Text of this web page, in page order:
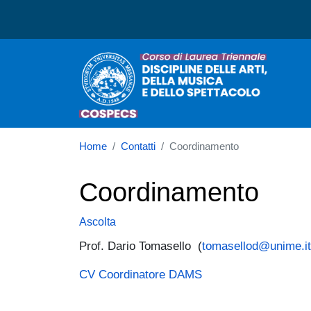
Corso di laurea in
Home Contatti Coordinamento
Coordinamento
Ascolta
Prof. Dario Tomasello (tomasellod@unime.it
CV Coordinatore DAMS